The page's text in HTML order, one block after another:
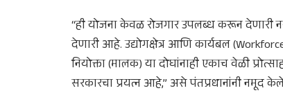
“ही योजना केवळ रोजगार उपलब्ध करून देणारी
देणारी आहे. उद्योगक्षेत्र आणि कार्यबल
नियोक्ता (मालक) या दोघांनाही एकाच वेळी
सरकारचा प्रयत्न आहे,” असे पंतप्रधानांनी नमूद